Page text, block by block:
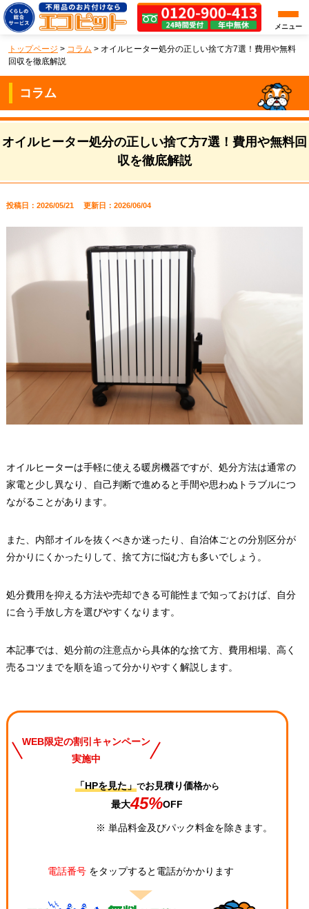
メニュー
トップページ > コラム > オイルヒーター処分の正しい捨て方7選！費用や無料
回収を徹底解説
コラム
オイルヒーター処分の正しい捨て方7選！費用や無料回
収を徹底解説
投稿日：2026/05/21 更新日：2026/06/04
オイルヒーターは手軽に使える暖房機器ですが、処分方法は通常の
家電と少し異なり、自己判断で進めると手間や思わぬトラブルにつ
ながることがあります。
また、内部オイルを抜くべきか迷ったり、自治体ごとの分別区分が
分かりにくかったりして、捨て方に悩む方も多いでしょう。
処分費用を抑える方法や売却できる可能性まで知っておけば、自分
に合う手放し方を選びやすくなります。
本記事では、処分前の注意点から具体的な捨て方、費用相場、高く
売るコツまでを順を追って分かりやすく解説します。
WEB限定の割引キャンペーン
実施中
「HPを見た」 でお見積り価格から
最大45%OFF
※ 単品料金及びパック料金を除きます。
電話番号 をタップすると電話がかかります